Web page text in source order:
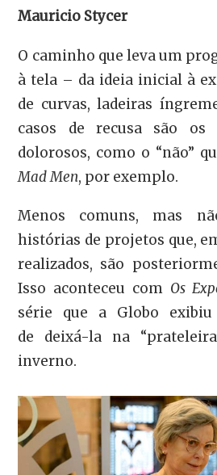
Mauricio Stycer
O caminho que leva um
à tela – da ideia inicial à
de curvas, ladeiras
casos de recusa são os
dolorosos, como o “não”
Mad Men, por exemplo.
Menos comuns, mas
histórias de projetos que,
realizados, são
Isso aconteceu com Os
série que a Globo exibiu
de deixá-la na
inverno.